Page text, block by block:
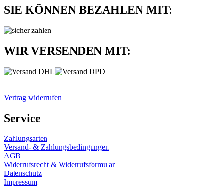
SIE KÖNNEN BEZAHLEN MIT:
WIR VERSENDEN MIT:
Vertrag widerrufen
Service
Zahlungsarten
Versand- & Zahlungsbedingungen
AGB
Widerrufsrecht & Widerrufsformular
Datenschutz
Impressum